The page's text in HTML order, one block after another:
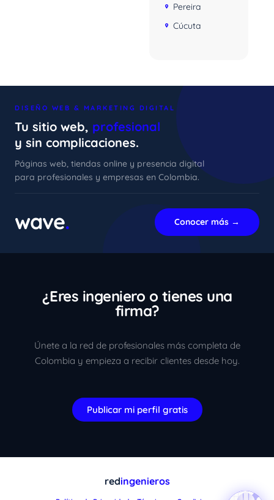
Pereira
Cúcuta
DISEÑO WEB & MARKETING DIGITAL
Tu sitio web, profesional
y sin complicaciones.
Páginas web, tiendas online y presencia digital
para profesionales y empresas en Colombia.
wave. Conocer más →
¿Eres ingeniero o tienes una
firma?
Únete a la red de profesionales más completa de
Colombia y empieza a recibir clientes desde hoy.
Publicar mi perfil gratis
redingenieros